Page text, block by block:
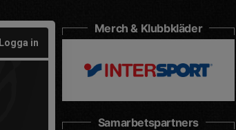
Logga in
Merch & Klubbkläder
Samarbetspartners